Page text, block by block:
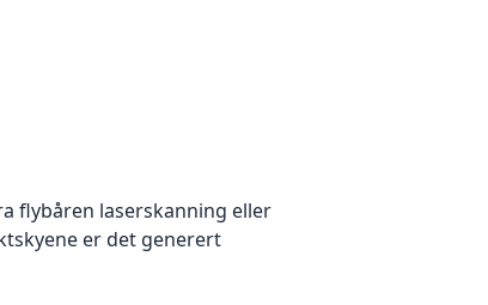
flybåren laserskanning eller
er det generert